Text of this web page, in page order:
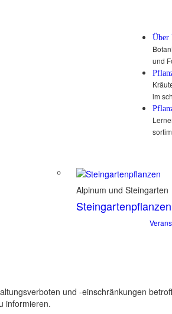
Über
und
im
Alpinum und Steingarten
Steingartenpflanzen
und -einschränkungen
informieren.